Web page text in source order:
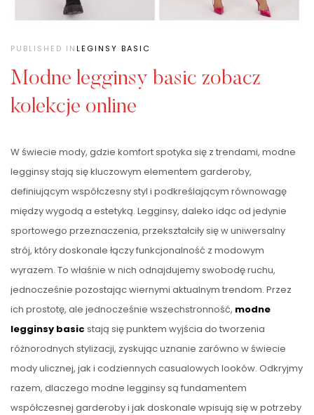
PUBLISHED INLEGINSY BASIC
Modne legginsy basic zobacz
kolekcje online
W świecie mody, gdzie komfort spotyka się z trendami, modne
legginsy stają się kluczowym elementem garderoby,
definiującym współczesny styl i podkreślającym równowagę
między wygodą a estetyką. Legginsy, daleko idąc od jedynie
sportowego przeznaczenia, przekształciły się w uniwersalny
strój, który doskonale łączy funkcjonalność z modowym
wyrazem. To właśnie w nich odnajdujemy swobodę ruchu,
jednocześnie pozostając wiernymi aktualnym trendom. Przez
ich prostotę, ale jednocześnie wszechstronność, modne
legginsy basic stają się punktem wyjścia do tworzenia
różnorodnych stylizacji, zyskując uznanie zarówno w świecie
mody ulicznej, jak i codziennych casualowych looków. Odkryjmy
razem, dlaczego modne legginsy są fundamentem
współczesnej garderoby i jak doskonale wpisują się w potrzeby